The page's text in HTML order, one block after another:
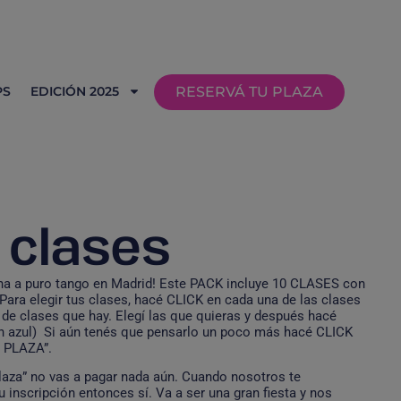
EDICIÓN 2025 RESERVÁ TU PLAZA
clases
a puro tango en Madrid! Este PACK incluye 10 CLASES con
elegir tus clases, hacé CLICK en cada una de las clases
clases que hay. Elegí las que quieras y después hacé
azul) Si aún tenés que pensarlo un poco más hacé CLICK
no vas a pagar nada aún. Cuando nosotros te
inscripción entonces sí. Va a ser una gran fiesta y nos